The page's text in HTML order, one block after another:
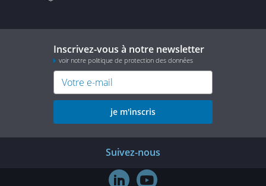
Inscrivez-vous à notre newsletter
voir notre politique de protection des données
je m'inscris
Suivez-nous
 